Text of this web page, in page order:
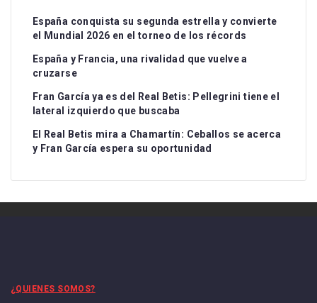
España conquista su segunda estrella y convierte
el Mundial 2026 en el torneo de los récords
España y Francia, una rivalidad que vuelve a
cruzarse
Fran García ya es del Real Betis: Pellegrini tiene el
lateral izquierdo que buscaba
El Real Betis mira a Chamartín: Ceballos se acerca
y Fran García espera su oportunidad
¿QUIENES SOMOS?